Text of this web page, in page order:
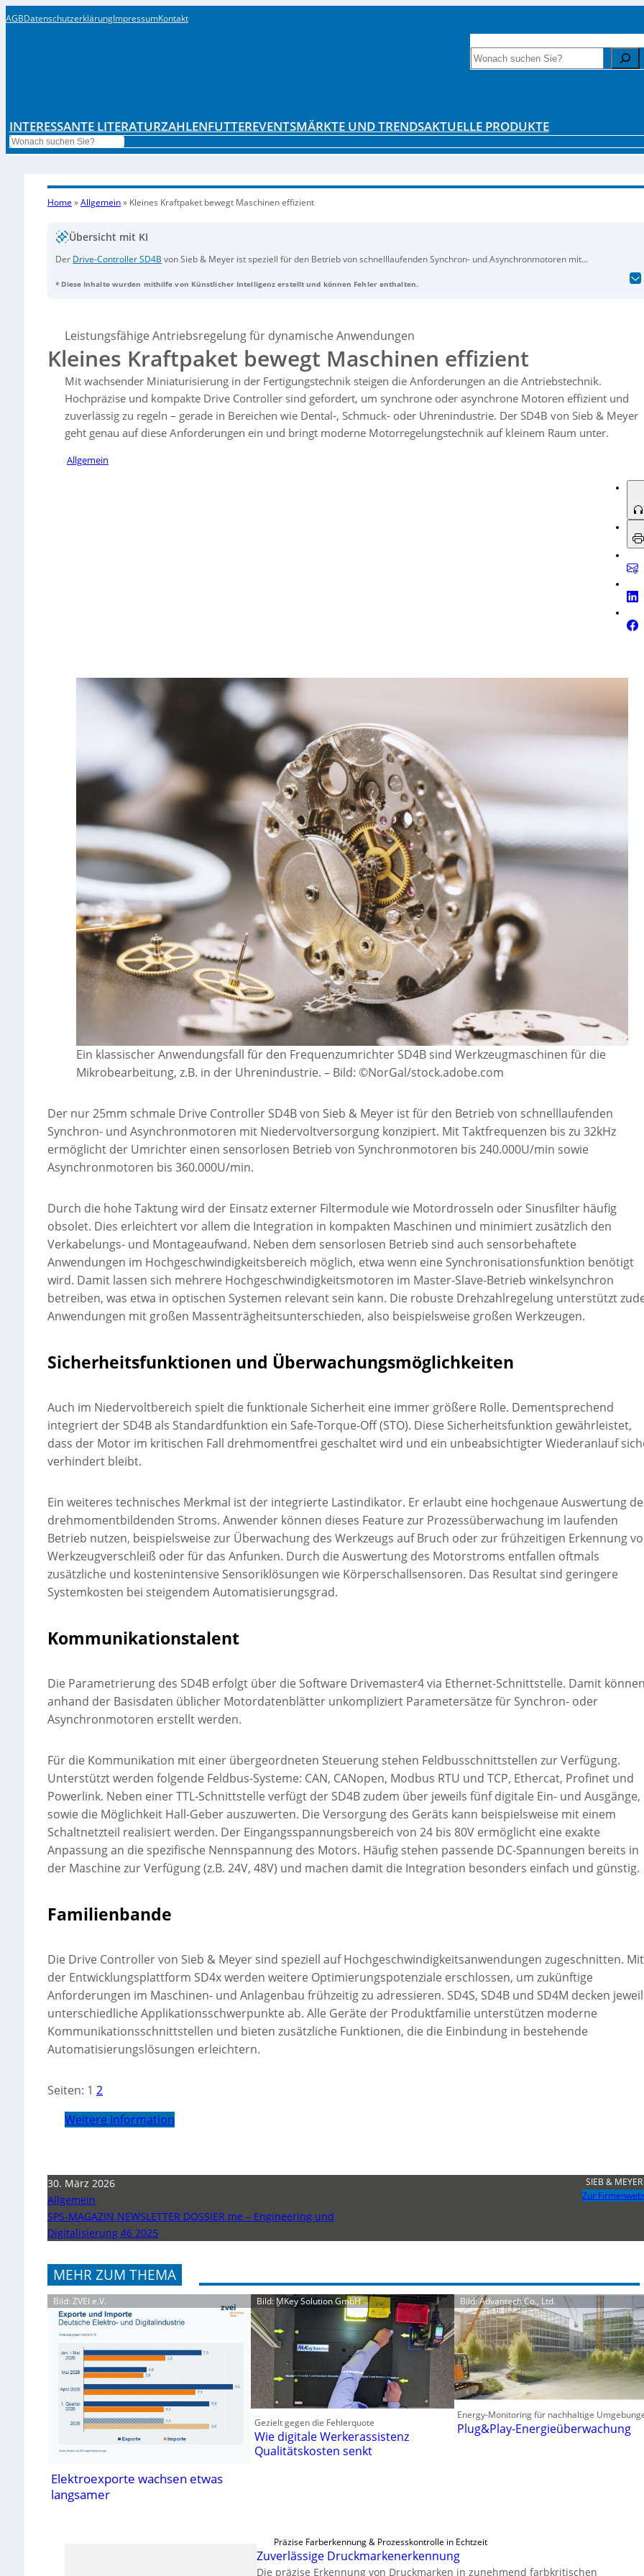
AGBDatenschutzerklärungImpressumKontakt
Search
INTERESSANTE LITERATURZAHLENFUTTEREVENTSMÄRKTE UND TRENDSAKTUELLE PRODUKTE
Search
Home »Allgemein» Kleines Kraftpaket bewegt Maschinen effizient
Übersicht mit KI
Der Drive-Controller SD4B von Sieb & Meyer ist speziell für den Betrieb von schnelllaufenden Synchron- und Asynchronmotoren mit
ermöglicht derSD4Beinen sensorlosen Betrieb bei hoher Geschwindigkeit und eliminiert oft den Bedarf an externen Filtermodulen. Er
Integration in Maschinenarchitekturen. Der Controller eignet sich besonders für kleine CAD-CAM-Fräsmaschinen und Anwendungen in der
Dental-, Schmuck- und Uhrenindustrie, indem er kompakte Bauweise, moderne Sicherheitsfunktionen und einfache Integration bietet.
* Diese Inhalte wurden mithilfe von Künstlicher Intelligenz erstellt und können Fehler enthalten.
Leistungsfähige Antriebsregelung für dynamische Anwendungen
Kleines Kraftpaket bewegt Maschinen effizient
Mit wachsender Miniaturisierung in der Fertigungstechnik steigen die Anforderungen an die Antriebstechnik.
Hochpräzise und kompakte Drive Controller sind gefordert, um synchrone oder asynchrone Motoren effizient und
zuverlässig zu regeln – gerade in Bereichen wie Dental-, Schmuck- oder Uhrenindustrie. Der SD4B von Sieb & Meyer
geht genau auf diese Anforderungen ein und bringt moderne Motorregelungstechnik auf kleinem Raum unter.
Allgemein
Ein klassischer Anwendungsfall für den Frequenzumrichter SD4B sind Werkzeugmaschinen für die
Mikrobearbeitung, z.B. in der Uhrenindustrie. – Bild: ©NorGal/stock.adobe.com
Der nur 25mm schmale Drive Controller SD4B von Sieb & Meyer ist für den Betrieb von schnelllaufenden
Synchron- und Asynchronmotoren mit Niedervoltversorgung konzipiert. Mit Taktfrequenzen bis zu 32kHz
ermöglicht der Umrichter einen sensorlosen Betrieb von Synchronmotoren bis 240.000U/min sowie
Asynchronmotoren bis 360.000U/min.
Durch die hohe Taktung wird der Einsatz externer Filtermodule wie Motordrosseln oder Sinusfilter häufig
obsolet. Dies erleichtert vor allem die Integration in kompakten Maschinen und minimiert zusätzlich den
Verkabelungs- und Montageaufwand. Neben dem sensorlosen Betrieb sind auch sensorbehaftete
Anwendungen im Hochgeschwindigkeitsbereich möglich, etwa wenn eine Synchronisationsfunktion benötigt
wird. Damit lassen sich mehrere Hochgeschwindigkeitsmotoren im Master-Slave-Betrieb winkelsynchron
betreiben, was etwa in optischen Systemen relevant sein kann. Die robuste Drehzahlregelung unterstützt
Anwendungen mit großen Massenträgheitsunterschieden, also beispielsweise großen Werkzeugen.
Sicherheitsfunktionen und Überwachungsmöglichkeiten
Auch im Niedervoltbereich spielt die funktionale Sicherheit eine immer größere Rolle. Dementsprechend
integriert der SD4B als Standardfunktion ein Safe-Torque-Off (STO). Diese Sicherheitsfunktion gewährleistet,
dass der Motor im kritischen Fall drehmomentfrei geschaltet wird und ein unbeabsichtigter Wiederanlauf
verhindert bleibt.
Ein weiteres technisches Merkmal ist der integrierte Lastindikator. Er erlaubt eine hochgenaue Auswertung
drehmomentbildenden Stroms. Anwender können dieses Feature zur Prozessüberwachung im laufenden
Betrieb nutzen, beispielsweise zur Überwachung des Werkzeugs auf Bruch oder zur frühzeitigen Erkennung
Werkzeugverschleiß oder für das Anfunken. Durch die Auswertung des Motorstroms entfallen oftmals
zusätzliche und kostenintensive Sensoriklösungen wie Körperschallsensoren. Das Resultat sind geringere
Systemkosten bei steigendem Automatisierungsgrad.
Kommunikationstalent
Die Parametrierung des SD4B erfolgt über die Software Drivemaster4 via Ethernet-Schnittstelle. Damit können
anhand der Basisdaten üblicher Motordatenblätter unkompliziert Parametersätze für Synchron- oder
Asynchronmotoren erstellt werden.
Für die Kommunikation mit einer übergeordneten Steuerung stehen Feldbusschnittstellen zur Verfügung.
Unterstützt werden folgende Feldbus-Systeme: CAN, CANopen, Modbus RTU und TCP, Ethercat, Profinet und
Powerlink. Neben einer TTL-Schnittstelle verfügt der SD4B zudem über jeweils fünf digitale Ein- und Ausgänge,
sowie die Möglichkeit Hall-Geber auszuwerten. Die Versorgung des Geräts kann beispielsweise mit einem
Schaltnetzteil realisiert werden. Der Eingangsspannungsbereich von 24 bis 80V ermöglicht eine exakte
Anpassung an die spezifische Nennspannung des Motors. Häufig stehen passende DC-Spannungen bereits in
der Maschine zur Verfügung (z.B. 24V, 48V) und machen damit die Integration besonders einfach und günstig.
Familienbande
Die Drive Controller von Sieb & Meyer sind speziell auf Hochgeschwindigkeitsanwendungen zugeschnitten. Mit
der Entwicklungsplattform SD4x werden weitere Optimierungspotenziale erschlossen, um zukünftige
Anforderungen im Maschinen- und Anlagenbau frühzeitig zu adressieren. SD4S, SD4B und SD4M decken
unterschiedliche Applikationsschwerpunkte ab. Alle Geräte der Produktfamilie unterstützen moderne
Kommunikationsschnittstellen und bieten zusätzliche Funktionen, die die Einbindung in bestehende
Automatisierungslösungen erleichtern.
Seiten: 1 2
Weitere Information
30. März 2026
Allgemein
SPS-MAGAZIN NEWSLETTER DOSSIER me – Engineering und
Digitalisierung 46 2025
SIEB &
Zur
MEHR ZUM THEMA
Bild: ZVEI e.V.
Elektroexporte wachsen etwas
langsamer
Bild: MKey Solution GmbH
Gezielt gegen die Fehlerquote
Wie digitale Werkerassistenz
Qualitätskosten senkt
Bild: Advantech Co., Ltd.
Energy-Monitoring für nachhaltige
Plug&Play-Energieüberwachung
Präzise Farberkennung & Prozesskontrolle in Echtzeit
Zuverlässige Druckmarkenerkennung
Die präzise Erkennung von Druckmarken in zunehmend farbkritischen